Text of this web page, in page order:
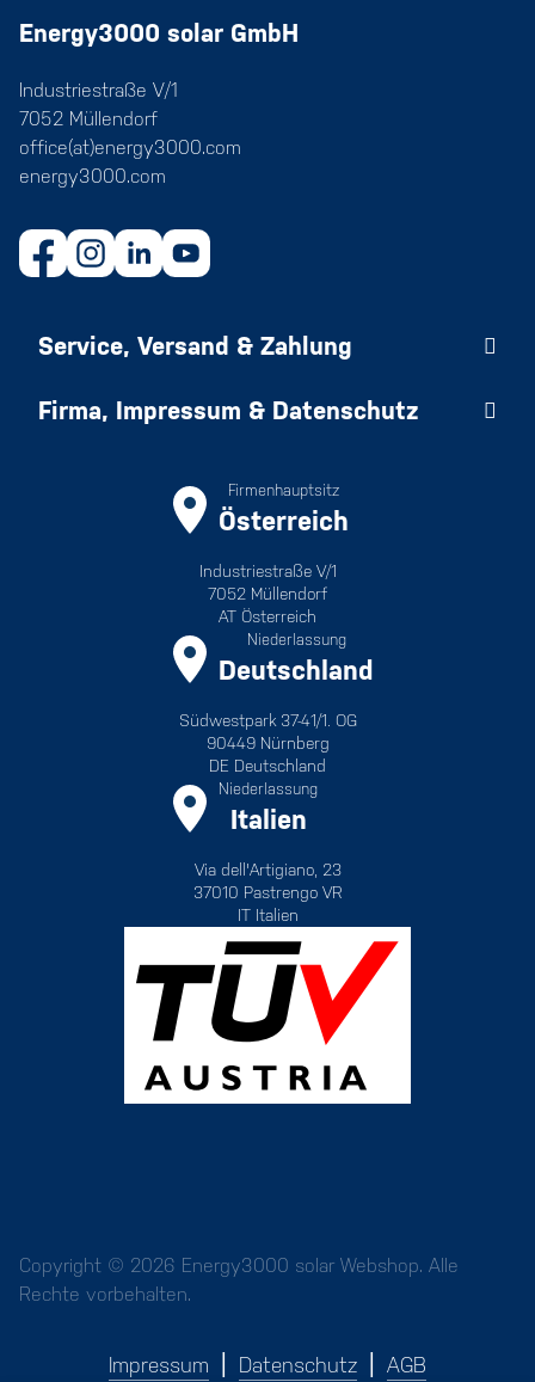
Energy3000 solar GmbH
Industriestraße V/1
7052 Müllendorf
office(at)energy3000.com
energy3000.com
Service, Versand & Zahlung
Firma, Impressum & Datenschutz
Firmenhauptsitz
Österreich
Industriestraße V/1
7052 Müllendorf
AT Österreich
Niederlassung
Deutschland
Südwestpark 37-41/1. OG
90449 Nürnberg
DE Deutschland
Niederlassung
Italien
Via dell'Artigiano, 23
37010 Pastrengo VR
IT Italien
Copyright © 2026 Energy3000 solar Webshop. Alle
Rechte vorbehalten.
Impressum Datenschutz AGB